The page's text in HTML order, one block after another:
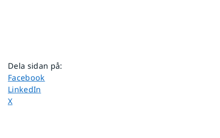
Dela sidan på:
Dela sidan på
Facebook
Dela sidan på
LinkedIn
Dela sidan på
X